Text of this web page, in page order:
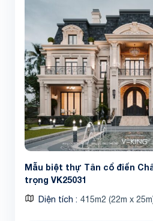
Mẫu biệt thự Tân cổ điển
trọng VK25031
Diện tích 415m2 (22m x